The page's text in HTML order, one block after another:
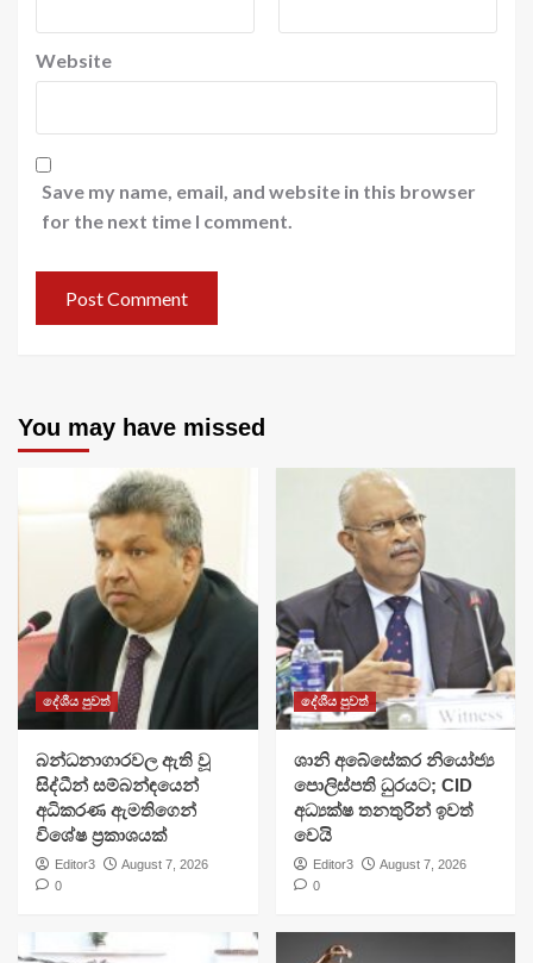
Website
Save my name, email, and website in this browser
for the next time I comment.
You may have missed
දේශීය පුවත්
බන්ධනාගාරවල ඇති වූ
සිද්ධීන් සම්බන්ඳයෙන්
අධිකරණ ඇමතිගෙන්
විශේෂ ප්‍රකාශයක්
Editor3
August 7, 2026
0
දේශීය පුවත්
ශානි අබේසේකර නියෝජ්‍ය
පොලිස්පති ධුරයට; CID
අධ්‍යක්ෂ තනතුරින් ඉවත්
වෙයි
Editor3
August 7, 2026
0